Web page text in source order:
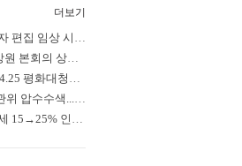
더보기
中 6세 아동, 뇌 유전자 편집 임상 시험 중 사망... 의료진 1년간 ....
‘파룬궁 보호법’ 美 상원 본회의 상정... 최종 입법 ‘초읽기’
[기자회견] “파룬궁 ‘4.25 평화대청원’ 기념 & 중공의 션윈 공연 .....
美 FBI, 조지아주 선관위 압수수색... 트럼프 “부정선거 증거 확보....
트럼프, 한국 상호관세 15→25% 인상... “韓 국회 무력합의 미비준”....